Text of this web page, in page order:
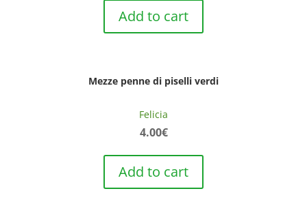
Add to cart
Mezze penne di piselli verdi
Felicia
4.00€
Add to cart